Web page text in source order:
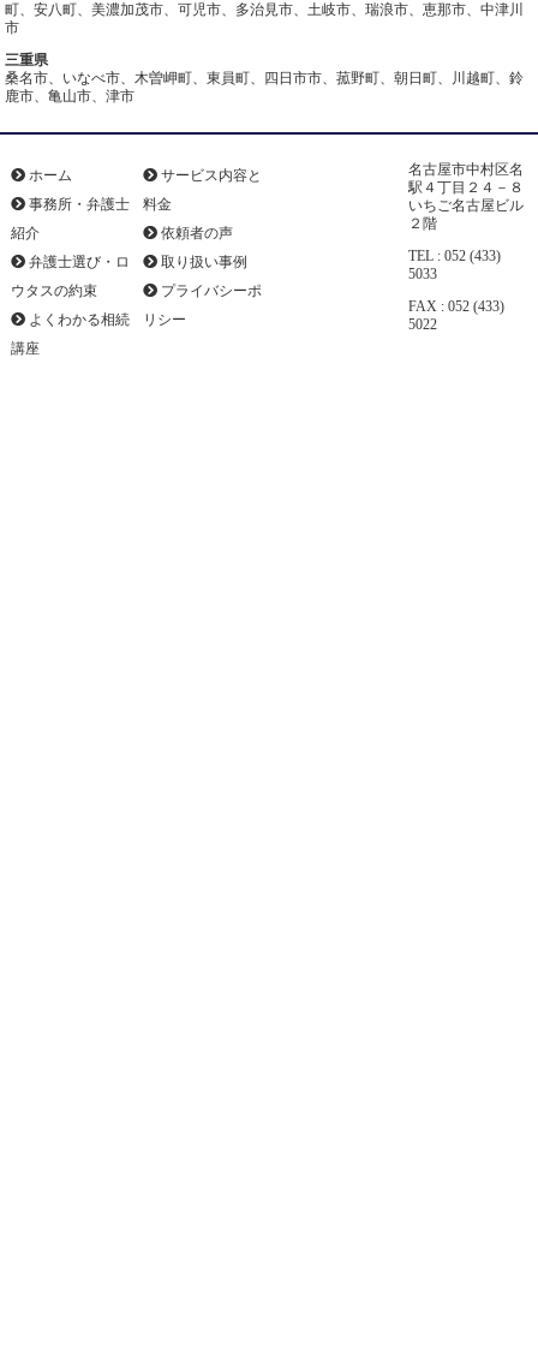
町、安八町、美濃加茂市、可児市、多治見市、土岐市、瑞浪市、恵那市、中津川
市
三重県
桑名市、いなべ市、木曽岬町、東員町、四日市市、菰野町、朝日町、川越町、鈴
鹿市、亀山市、津市
ホーム
事務所・弁護士
紹介
弁護士選び・ロ
ウタスの約束
よくわかる相続
講座
サービス内容と
料金
依頼者の声
取り扱い事例
プライバシーポ
リシー
名古屋市中村区名
駅４丁目２４－８
いちご名古屋ビル
２階
TEL : 052 (433)
5033
FAX : 052 (433)
5022